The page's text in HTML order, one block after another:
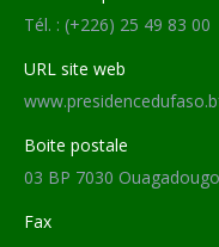
Tél. : (+226) 25 49 83 00
URL site web
Boite postale
03 BP 7030
Fax